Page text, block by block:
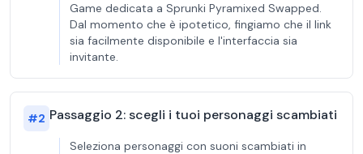
Game dedicata a Sprunki Pyramixed Swapped.
Dal momento che è ipotetico, fingiamo che il link
sia facilmente disponibile e l'interfaccia sia
invitante.
#2 Passaggio 2: scegli i tuoi personaggi scambiati
Seleziona personaggi con suoni scambiati in